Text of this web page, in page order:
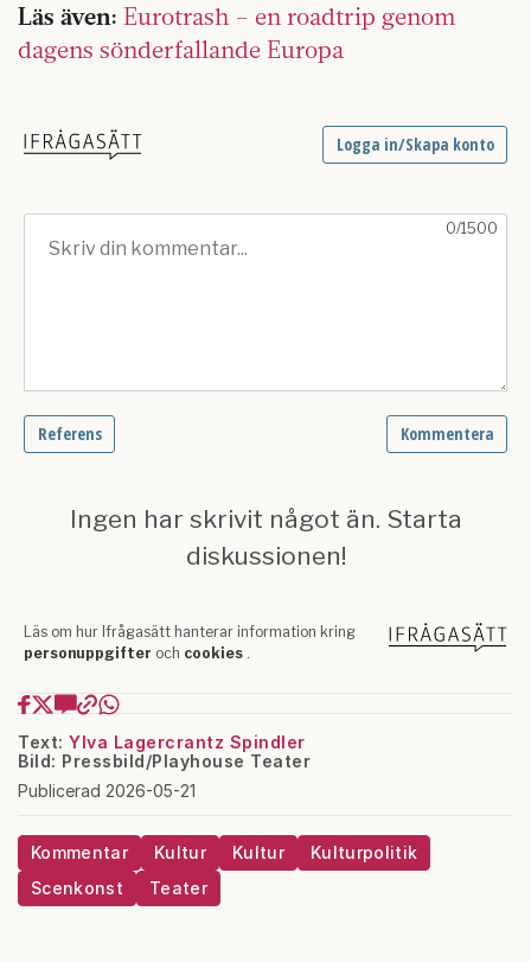
Läs även: Eurotrash – en roadtrip genom
dagens sönderfallande Europa
Text: Ylva Lagercrantz Spindler
Bild: Pressbild/Playhouse Teater
Publicerad 2026-05-21
Kommentar Kultur Kultur
Kulturpolitik
Scenkonst
Teater